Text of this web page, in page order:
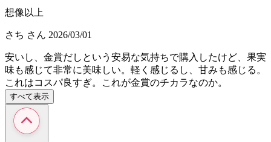
想像以上
さち さん 2026/03/01
安いし、金賞だしという安易な気持ちで購入したけど、果実
味も感じて非常に美味しい。軽く感じるし、甘みも感じる。
これはコスパ良すぎ。これが金賞のチカラなのか。
すべて表示